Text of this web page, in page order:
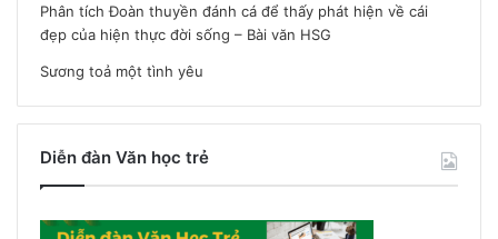
Phân tích Đoàn thuyền đánh cá để thấy phát hiện về cái
đẹp của hiện thực đời sống – Bài văn HSG
Sương toả một tình yêu
Diễn đàn Văn học trẻ